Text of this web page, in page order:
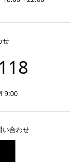
せ
9:00
い合わせ